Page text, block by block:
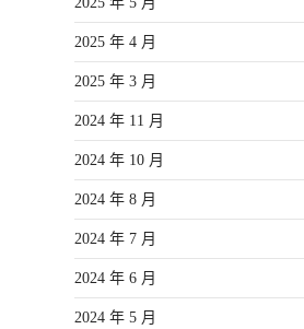
2025 年 4 月
2025 年 3 月
2024 年 11 月
2024 年 10 月
2024 年 8 月
2024 年 7 月
2024 年 6 月
2024 年 5 月